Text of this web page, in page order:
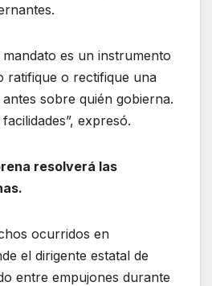
es un instrumento
ratifique o rectifique una
sobre quién gobierna.
expresó.
resolverá las
ocurridos en
el dirigente estatal de
entre empujones durante